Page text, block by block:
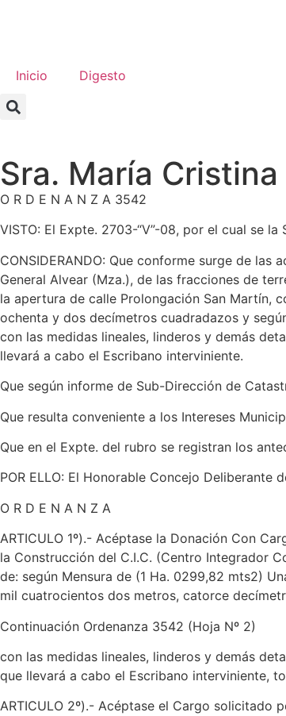
Inicio Digesto
Sra. María
O R D E N A N Z A 3542
VISTO: El Expte. 2703-“V”-08, por el cual se
CONSIDERANDO: Que conforme surge de
General Alvear (Mza.), de las fracciones de
la apertura de calle Prolongación San Martín,
ochenta y dos decímetros cuadradazos y
con las medidas lineales, linderos y demás
llevará a cabo el Escribano interviniente.
Que según informe de Sub-Dirección de
Que resulta conveniente a los Intereses
Que en el Expte. del rubro se registran los
POR ELLO: El Honorable Concejo Deliberante
O R D E N A N Z A
ARTICULO 1º).- Acéptase la Donación Con
la Construcción del C.I.C. (Centro Integrador
de: según Mensura de (1 Ha. 0299,82 mts2)
mil cuatrocientos dos metros, catorce
Continuación Ordenanza 3542 (Hoja Nº 2)
con las medidas lineales, linderos y demás
que llevará a cabo el Escribano interviniente,
ARTICULO 2º).- Acéptase el Cargo solicitado